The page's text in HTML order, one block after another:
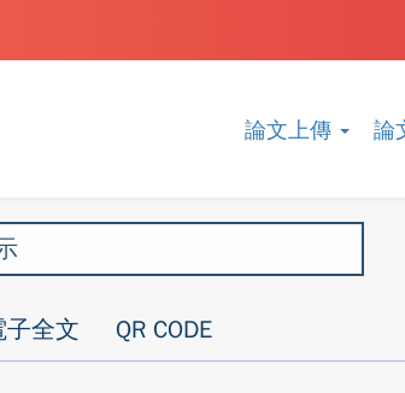
論文上傳 論
子全文 QR CODE